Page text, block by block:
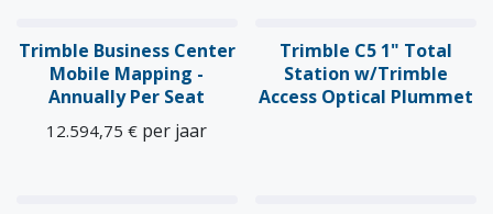
Trimble Business Center
Mobile Mapping -
Annually Per Seat
12.594,75 € per jaar
Trimble C5 1" Total
Station w/Trimble
Access Optical Plummet